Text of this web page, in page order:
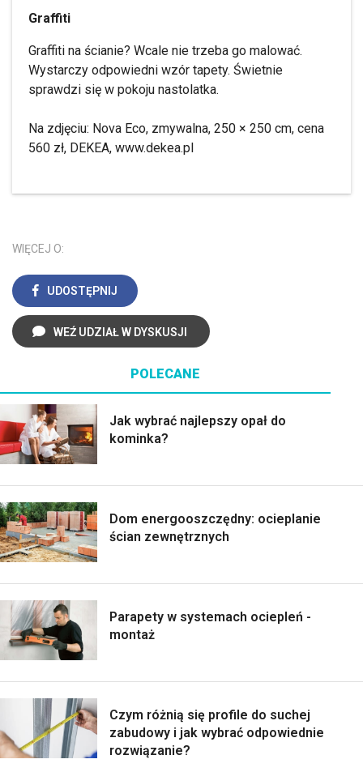
Graffiti
Graffiti na ścianie? Wcale nie trzeba go malować.
Wystarczy odpowiedni wzór tapety. Świetnie
sprawdzi się w pokoju nastolatka.
Na zdjęciu: Nova Eco, zmywalna, 250 × 250 cm, cena
560 zł, DEKEA, www.dekea.pl
WIĘCEJ O:
UDOSTĘPNIJ
WEŹ UDZIAŁ W DYSKUSJI
POLECANE
Jak wybrać najlepszy opał do
kominka?
Dom energooszczędny: ocieplanie
ścian zewnętrznych
Parapety w systemach ociepleń -
montaż
Czym różnią się profile do suchej
zabudowy i jak wybrać odpowiednie
rozwiązanie?